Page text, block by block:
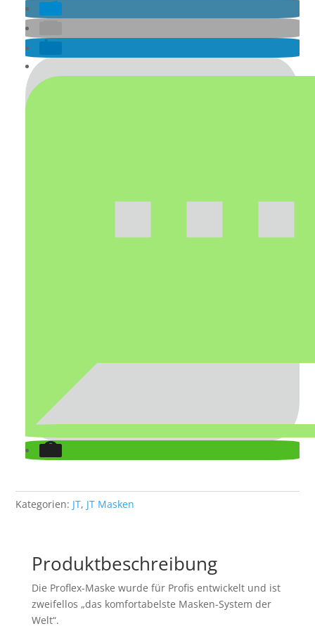
Kategorien: JT, JT Masken
Produktbeschreibung
Die Proflex-Maske wurde für Profis entwickelt und ist
zweifellos „das komfortabelste Masken-System der
Welt“.